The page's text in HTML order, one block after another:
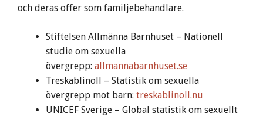
och deras offer som familjebehandlare.
Stiftelsen Allmänna Barnhuset – Nationell
studie om sexuella
övergrepp: allmannabarnhuset.se
Treskablinoll – Statistik om sexuella
övergrepp mot barn: treskablinoll.nu
UNICEF Sverige – Global statistik om sexuellt